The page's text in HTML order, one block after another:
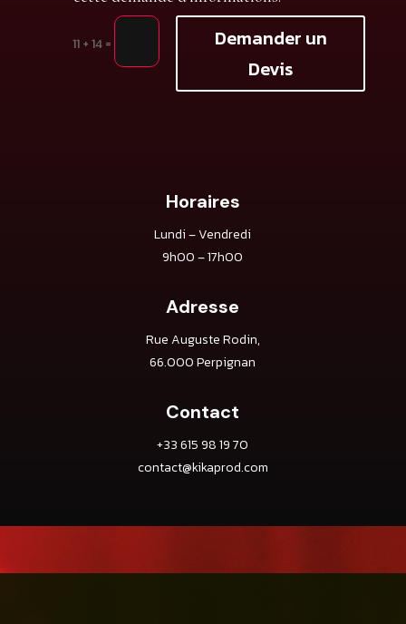
11 + 14=
Demander un
Devis
Horaires
Lundi – Vendredi
9h00 – 17h00
Adresse
Rue Auguste Rodin,
66.000 Perpignan
Contact
+33 615 98 19 70
contact@kikaprod.com